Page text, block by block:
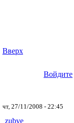
Вверх
Войдите
чт, 27/11/2008 - 22:45
zubve